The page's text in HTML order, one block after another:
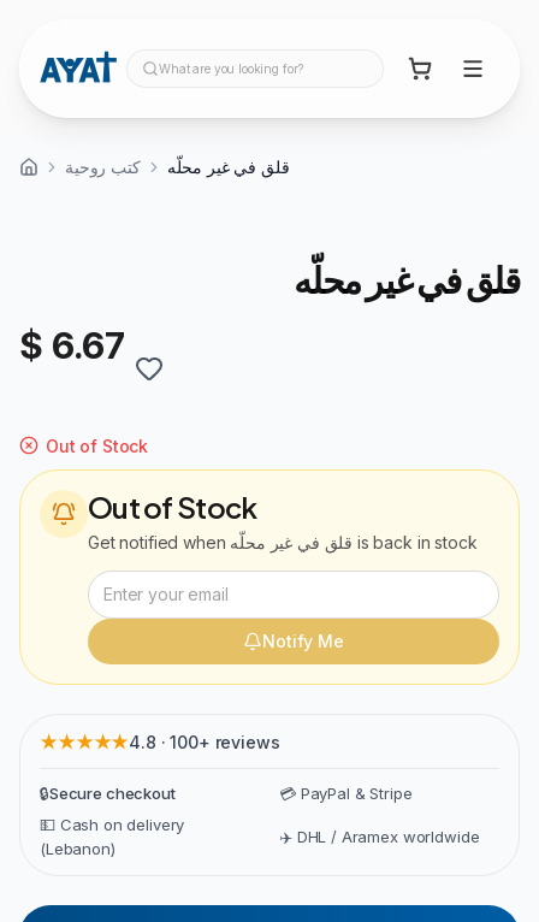
What are you looking for?
كتب روحية قلق في غير محلّه
قلق في غير محلّه
$ 6.67
Out of Stock
Out of Stock
Get notified when قلق في غير محلّه is back in stock
Notify Me
★★★★★4.8 · 100+ reviews
🔒Secure checkout
💳 PayPal & Stripe
💵 Cash on delivery
(Lebanon)
✈️ DHL / Aramex worldwide